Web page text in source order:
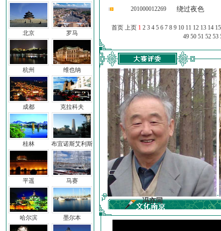
北京
杭州
成都
桂林
平遥
哈尔滨
罗马
维也纳
克拉科夫
布宜诺斯艾利斯
马赛
墨尔本
201000012269 绕过夜色
首页 上页 1 2 3 4 5 6 7 8 9 10 11 12 13 14 15
49 50 51 52 53
冯亦同